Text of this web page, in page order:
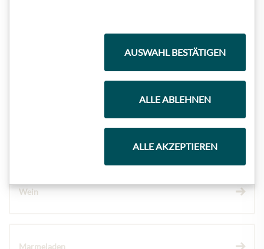
Wein
Marmeladen
AUSWAHL BESTÄTIGEN
ALLE ABLEHNEN
ALLE AKZEPTIEREN